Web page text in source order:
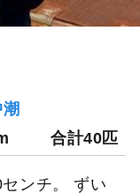
合計40匹
ンチ。 ずい